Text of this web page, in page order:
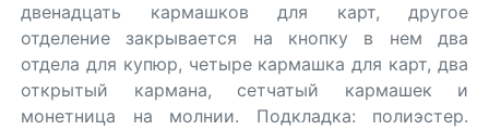
двенадцать кармашков для карт, другое
отделение закрывается на кнопку в нем два
отдела для купюр, четыре кармашка для карт, два
открытый кармана, сетчатый кармашек и
монетница на молнии. Подкладка: полиэстер.